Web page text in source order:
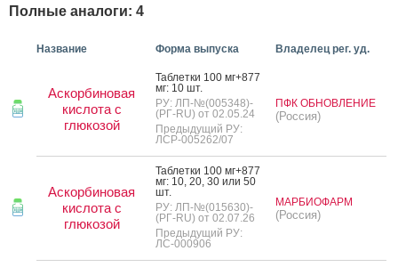
Полные аналоги: 4
Название Форма выпуска Владелец рег. уд.
Аскорбиновая
кислота с
глюкозой
Таб­летки 100 мг+877
мг: 10 шт.
РУ: ЛП-№(005348)-
(РГ-RU) от 02.05.24
Предыдущий РУ:
ЛСР-005262/07
ПФК ОБНОВЛЕНИЕ
(Россия)
Аскорбиновая
кислота с
глюкозой
Таб­летки 100 мг+877
мг: 10, 20, 30 или 50
шт.
РУ: ЛП-№(015630)-
(РГ-RU) от 02.07.26
Предыдущий РУ:
ЛС-000906
МАРБИОФАРМ
(Россия)